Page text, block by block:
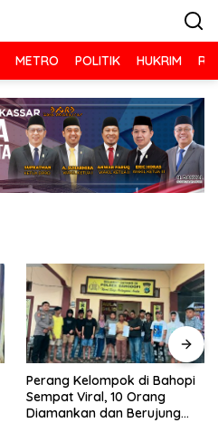
METRO POLITIK HUKRIM
Perang Kelompok di Bahopi
Sempat Viral, 10 Orang
Diamankan dan Berujung